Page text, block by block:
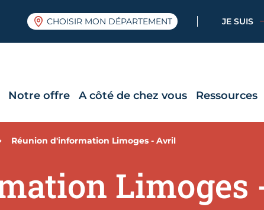
CHOISIR MON DÉPARTEMENT JE SUIS
Notre offre A côté de chez vous Ressources
Réunion d'information Limoges - Avril
Limoges